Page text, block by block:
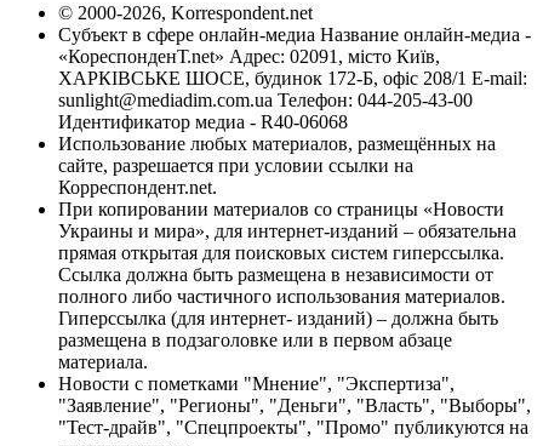
© 2000-2026, Korrespondent.net
Субъект в сфере онлайн-медиа Название онлайн-медиа -
«КореспонденТ.net» Адрес: 02091, місто Київ,
ХАРКІВСЬКЕ ШОСЕ, будинок 172-Б, офіс 208/1 E-mail:
sunlight@mediadim.com.ua Телефон: 044-205-43-00
Идентификатор медиа - R40-06068
Использование любых материалов, размещённых на
сайте, разрешается при условии ссылки на
Корреспондент.net.
При копировании материалов со страницы «Новости
Украины и мира», для интернет-изданий – обязательна
прямая открытая для поисковых систем гиперссылка.
Ссылка должна быть размещена в независимости от
полного либо частичного использования материалов.
Гиперссылка (для интернет- изданий) – должна быть
размещена в подзаголовке или в первом абзаце
материала.
Новости с пометками "Мнение", "Экспертиза",
"Заявление", "Регионы", "Деньги", "Власть", "Выборы",
"Тест-драйв", "Спецпроекты", "Промо" публикуются на